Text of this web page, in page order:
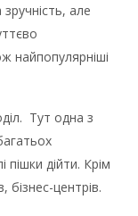
але
найпопулярніші
Тут одна з
пішки дійти. Крім
центрів.